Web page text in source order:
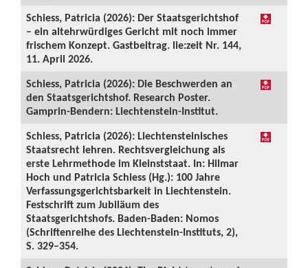
Schiess, Patricia (2026): Der Staatsgerichtshof
– ein altehrwürdiges Gericht mit noch immer
frischem Konzept. Gastbeitrag. lie:zeit Nr. 144,
11. April 2026.
Schiess, Patricia (2026): Die Beschwerden an
den Staatsgerichtshof. Research Poster.
Gamprin-Bendern: Liechtenstein-Institut.
Schiess, Patricia (2026): Liechtensteinisches
Staatsrecht lehren. Rechtsvergleichung als
erste Lehrmethode im Kleinststaat. In: Hilmar
Hoch und Patricia Schiess (Hg.): 100 Jahre
Verfassungsgerichtsbarkeit in Liechtenstein.
Festschrift zum Jubiläum des
Staatsgerichtshofs. Baden-Baden: Nomos
(Schriftenreihe des Liechtenstein-Instituts, 2),
S. 329–354.